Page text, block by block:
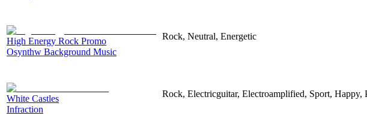
High Energy Rock Promo
Osynthw Background Music
Rock, Neutral, Energetic
White Castles
Infraction
Rock, Electricguitar, Electroamplified, Sport, Happy,